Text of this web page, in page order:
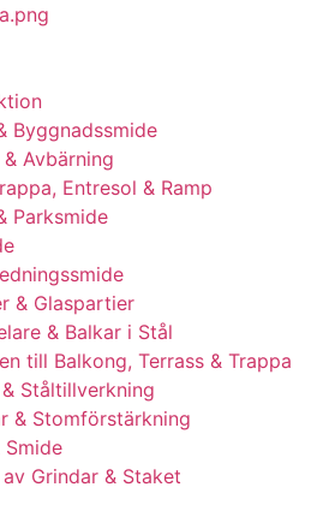
Byggnadssmide
Avbärning
Entresol & Ramp
Parksmide
& Glaspartier
& Balkar i Stål
till Balkong, Terrass & Trappa
Ståltillverkning
& Stomförstärkning
Smide
Grindar & Staket